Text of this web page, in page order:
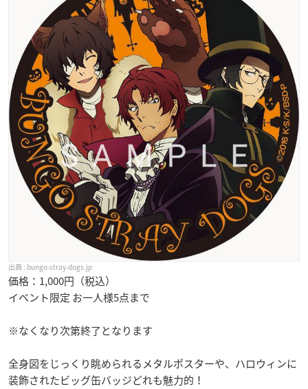
bungo-stray-dogs.jp
価格：1,000円（税込）
イベント限定 お一人様5点まで
※なくなり次第終了となります
全身図をじっくり眺められるメタルポスターや、ハロウィンに
装飾されたビッグ缶バッジどれも魅力的！